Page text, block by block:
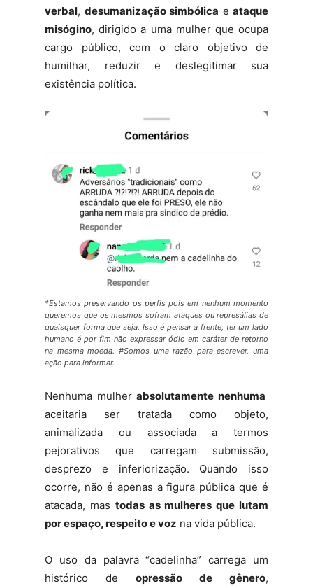
verbal, desumanização simbólica e ataque
misógino, dirigido a uma mulher que ocupa
cargo público, com o claro objetivo de
humilhar, reduzir e deslegitimar sua
existência política.
*Estamos preservando os perfis pois em nenhum momento
queremos que os mesmos sofram ataques ou represálias de
quaisquer forma que seja. Isso é pensar a frente, ter um lado
humano é por fim não expressar ódio em caráter de retorno
na mesma moeda. #Somos uma razão para escrever, uma
ação para informar.
Nenhuma mulherabsolutamente nenhuma
aceitaria ser tratada como objeto,
animalizada ou associada a termos
pejorativos que carregam submissão,
desprezo e inferiorização. Quando isso
ocorre, não é apenas a figura pública que é
atacada, mas todas as mulheres que lutam
por espaço, respeito e voz na vida pública.
O uso da palavra “cadelinha” carrega um
histórico de opressão de gênero,